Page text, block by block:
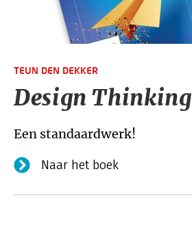
TEUN DEN DEKKER
Design Thinking
Een standaardwerk!
Naar het boek